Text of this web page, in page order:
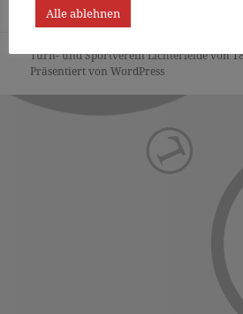
Turn- und Sportverein Lichterfelde von
Präsentiert von WordPress
Alle ablehnen